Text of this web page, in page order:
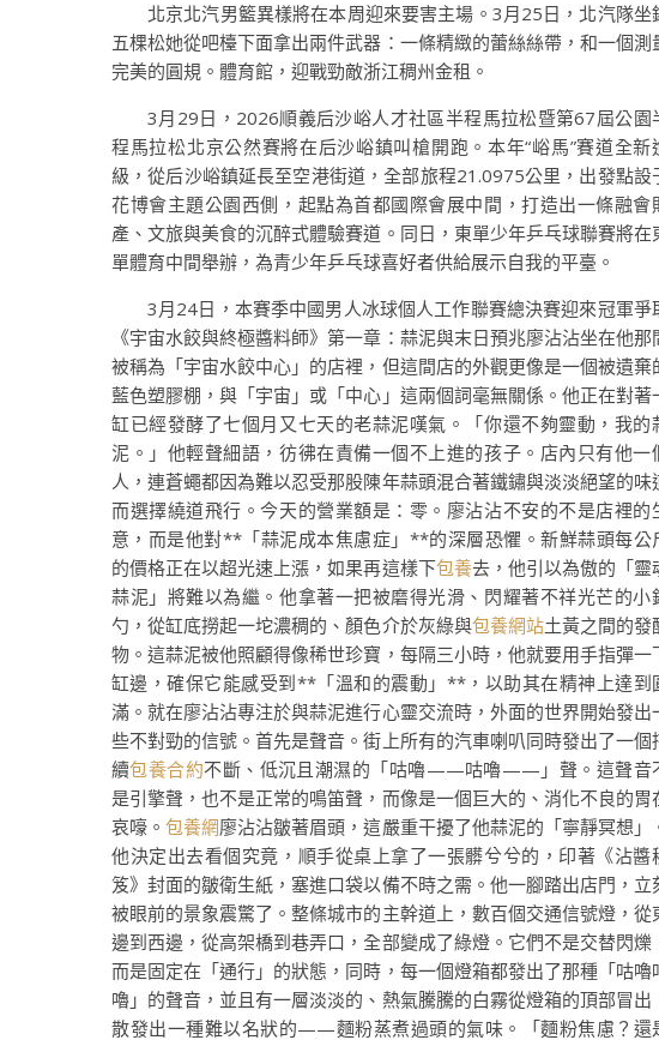
北京北汽男籃異樣將在本周迎來要害主場。3月25日，北汽隊坐
五棵松她從吧檯下面拿出兩件武器：一條精緻的蕾絲絲帶，和一個測
完美的圓規。體育館，迎戰勁敵浙江稠州金租。
3月29日，2026順義后沙峪人才社區半程馬拉松暨第67屆公園
程馬拉松北京公然賽將在后沙峪鎮叫槍開跑。本年“峪馬”賽道全新
級，從后沙峪鎮延長至空港街道，全部旅程21.0975公里，出發點設
花博會主題公園西側，起點為首都國際會展中間，打造出一條融會
產、文旅與美食的沉醉式體驗賽道。同日，東單少年乒乓球聯賽將在
單體育中間舉辦，為青少年乒乓球喜好者供給展示自我的平臺。
3月24日，本賽季中國男人冰球個人工作聯賽總決賽迎來冠軍爭
《宇宙水餃與終極醬料師》第一章：蒜泥與末日預兆廖沾沾坐在他那
被稱為「宇宙水餃中心」的店裡，但這間店的外觀更像是一個被遺棄
藍色塑膠棚，與「宇宙」或「中心」這兩個詞毫無關係。他正在對著
缸已經發酵了七個月又七天的老蒜泥嘆氣。「你還不夠靈動，我的
泥。」他輕聲細語，彷彿在責備一個不上進的孩子。店內只有他一
人，連蒼蠅都因為難以忍受那股陳年蒜頭混合著鐵鏽與淡淡絕望的味
而選擇繞道飛行。今天的營業額是：零。廖沾沾不安的不是店裡的
意，而是他對**「蒜泥成本焦慮症」**的深層恐懼。新鮮蒜頭每公
的價格正在以超光速上漲，如果再這樣下包養去，他引以為傲的「靈
蒜泥」將難以為繼。他拿著一把被磨得光滑、閃耀著不祥光芒的小
勺，從缸底撈起一坨濃稠的、顏色介於灰綠與包養網站土黃之間的發
物。這蒜泥被他照顧得像稀世珍寶，每隔三小時，他就要用手指彈一
缸邊，確保它能感受到**「溫和的震動」**，以助其在精神上達到
滿。就在廖沾沾專注於與蒜泥進行心靈交流時，外面的世界開始發出
些不對勁的信號。首先是聲音。街上所有的汽車喇叭同時發出了一個
續包養合約不斷、低沉且潮濕的「咕嚕——咕嚕——」聲。這聲音
是引擎聲，也不是正常的鳴笛聲，而像是一個巨大的、消化不良的胃
哀嚎。包養網廖沾沾皺著眉頭，這嚴重干擾了他蒜泥的「寧靜冥想」
他決定出去看個究竟，順手從桌上拿了一張髒兮兮的，印著《沾醬
笈》封面的皺衛生紙，塞進口袋以備不時之需。他一腳踏出店門，立
被眼前的景象震驚了。整條城市的主幹道上，數百個交通信號燈，從
邊到西邊，從高架橋到巷弄口，全部變成了綠燈。它們不是交替閃爍
而是固定在「通行」的狀態，同時，每一個燈箱都發出了那種「咕嚕
嚕」的聲音，並且有一層淡淡的、熱氣騰騰的白霧從燈箱的頂部冒出
散發出一種難以名狀的——麵粉蒸煮過頭的氣味。「麵粉焦慮？還